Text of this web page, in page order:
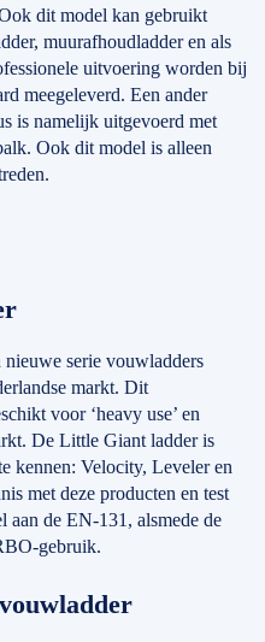
dit model kan gebruikt
muurafhoudladder en als
uitvoering worden bij
meegeleverd. Een ander
is namelijk uitgevoerd met
Ook dit model is alleen
serie vouwladders
markt. Dit
voor ‘heavy use’ en
De Little Giant ladder is
kennen: Velocity, Leveler en
met deze producten en test
de EN-131, alsmede de
gebruik.